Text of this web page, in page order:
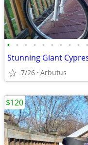
• • • • • • • • • •
7/26 Arbutus
$120